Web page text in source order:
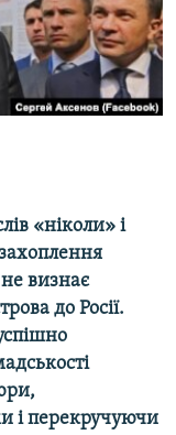
«ніколи» і
визнає
до Росії.
і перекручуючи